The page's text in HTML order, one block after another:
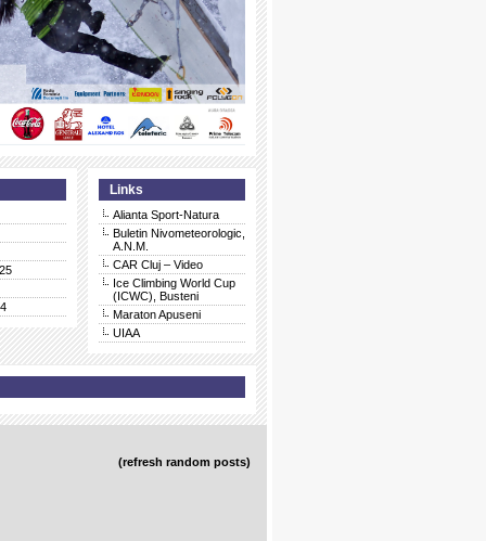
Links
Alianta Sport-Natura
Buletin Nivometeorologic,
A.N.M.
CAR Cluj – Video
Ice Climbing World Cup
(ICWC), Busteni
Maraton Apuseni
UIAA
(refresh random posts)